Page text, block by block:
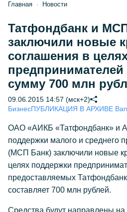
Главная Новости
Татфондбанк и
заключили новые
соглашения в
сумму 700 млн
09.06.2015 14:57 (мск+2)
БизнесПУБЛИКАЦИЯ В АРХИВЕ
ОАО «АИКБ «Татфондбанк» и
поддержки малого и среднего
(МСП Банк) заключили новые
целях поддержки
предоставляемых
составляет 700 млн рублей.
Средства будут направлены